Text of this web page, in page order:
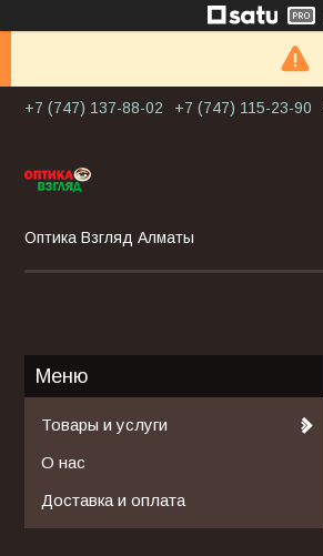
+7 (747) 137-88-02 +7 (747) 115-23-90
Оптика Взгляд Алматы
Товары и услуги
О нас
Доставка и оплата